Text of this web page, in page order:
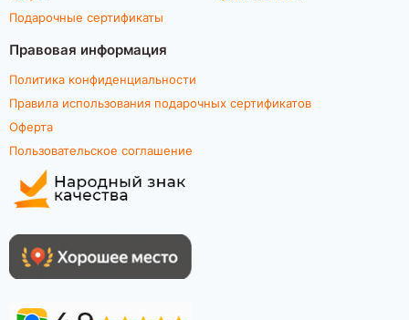
Подарочные сертификаты
Правовая информация
Политика конфиденциальности
Правила использования подарочных сертификатов
Оферта
Пользовательское соглашение